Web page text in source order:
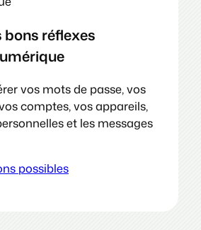
réflexes
vos mots de passe, vos
comptes, vos appareils,
et les messages
possibles